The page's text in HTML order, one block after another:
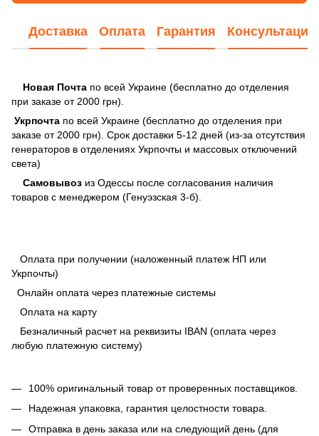
Доставка Оплата Гарантия Консультация
Новая Почта по всей Украине (бесплатно до отделения
при заказе от 2000 грн).
Укрпочта по всей Украине (бесплатно до отделения при
заказе от 2000 грн). Срок доставки 5-12 дней (из-за отсутствия
генераторов в отделениях Укрпочты и массовых отключений
света)
Самовывоз из Одессы после согласования наличия
товаров с менеджером (Генуэзская 3-б).
Оплата при получении (наложенный платеж НП или
Укрпочты)
Онлайн оплата через платежные системы
Оплата на карту
Безналичный расчет на реквизиты IBAN (оплата через
любую платежную систему)
100% оригинальный товар от проверенных поставщиков.
Надежная упаковка, гарантия целостности товара.
Отправка в день заказа или на следующий день (для